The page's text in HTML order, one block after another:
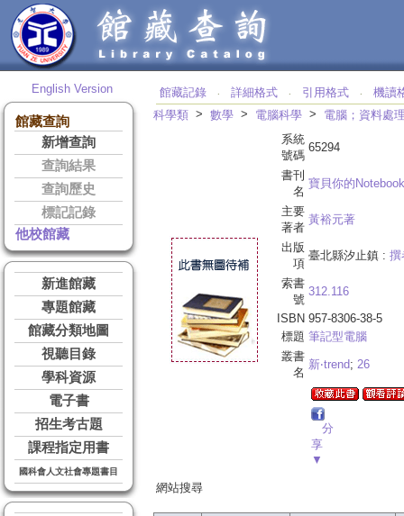
English Version
館藏查詢
新增查詢
查詢結果
查詢歷史
標記記錄
他校館藏
新進館藏
專題館藏
館藏分類地圖
視聽目錄
學科資源
電子書
招生考古題
課程指定用書
國科會人文社會專題書目
館藏記錄 ‧ 詳細格式 ‧ 引用格式 ‧
機讀
科學類 > 數學 > 電腦科學 > 電腦；資料處
系統
號碼
65294
書刊
名
寶貝你的Notebook
主要
著者
黃裕元著
出版
項
臺北縣汐止鎮 : 撰
索書
號
312.116
ISBN 957-8306-38-5
標題 筆記型電腦
叢書
名
新‧trend; 26
分
享
▼
網站搜尋